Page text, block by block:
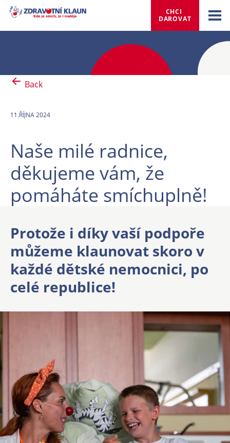
CHCI
DAROVAT
Back
11.ŘÍJNA 2024
Naše milé radnice,
děkujeme vám, že
pomáháte smíchuplně!
Protože i díky vaší podpoře
můžeme klaunovat skoro v
každé dětské nemocnici, po
celé republice!